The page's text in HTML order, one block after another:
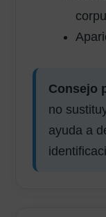
Consejo
no
ayuda a